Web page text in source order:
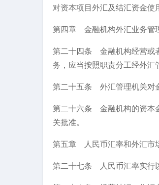
对资本项目外汇及结汇资金使
第四章 金融机构外汇业务管
第二十四条 金融机构经营或
务，应当按照职责分工经外汇
第二十五条 外汇管理机关对
第二十六条 金融机构的资本
关批准。
第五章 人民币汇率和外汇市
第二十七条 人民币汇率实行